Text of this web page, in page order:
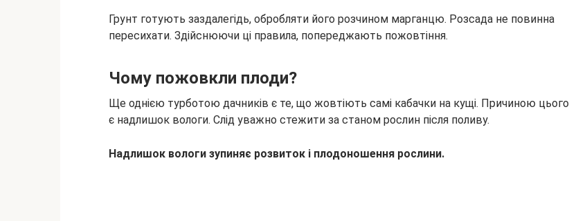
Грунт готують заздалегідь, обробляти його розчином марганцю. Розсада не повинна
пересихати. Здійснюючи ці правила, попереджають пожовтіння.
Чому пожовкли плоди?
Ще однією турботою дачників є те, що жовтіють самі кабачки на кущі. Причиною цього
є надлишок вологи. Слід уважно стежити за станом рослин після поливу.
Надлишок вологи зупиняє розвиток і плодоношення рослини.